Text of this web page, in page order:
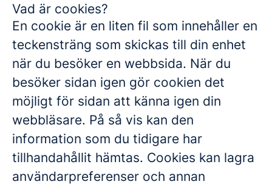
Vad är cookies?
En cookie är en liten fil som innehåller en
teckensträng som skickas till din enhet
när du besöker en webbsida. När du
besöker sidan igen gör cookien det
möjligt för sidan att känna igen din
webbläsare. På så vis kan den
information som du tidigare har
tillhandahållit hämtas. Cookies kan lagra
användarpreferenser och annan